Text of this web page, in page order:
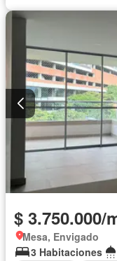
$ 3.750.000/
Mesa, Envigado
3 Habitaciones